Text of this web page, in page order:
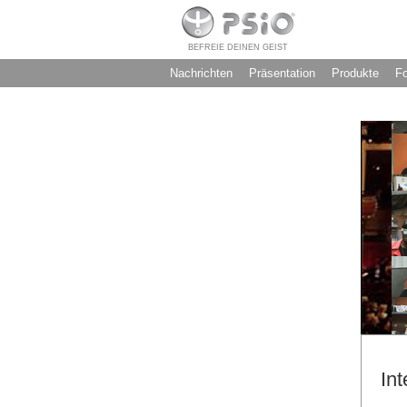
BEFREIE DEINEN GEIST
Nachrichten Präsentation Produkte